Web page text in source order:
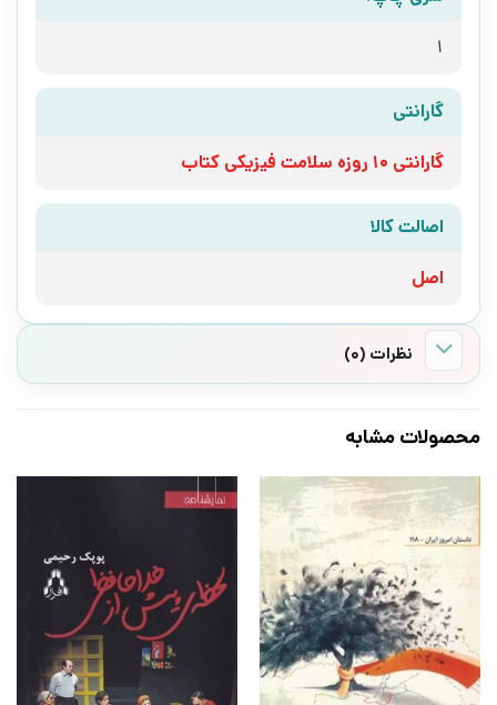
1
گارانتی
گارانتی 10 روزه سلامت فیزیکی کتاب
اصالت کالا
اصل
نظرات (0)
محصولات مشابه